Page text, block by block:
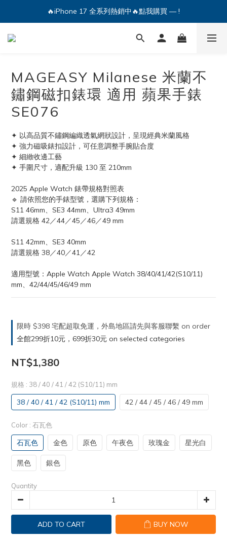
🔥iPhone 17 全系列熱銷中🔥點我購買 — !
🔥iPhone 17 全系列熱銷中🔥點我購買 — !
MAGEASY Milanese 米蘭不
鏽鋼磁扣錶環 適用 蘋果手錶
SE076
✦ 以高品質不鏽鋼編織透氣網狀設計，呈現經典米蘭風格
✦ 強力磁吸錶扣設計，可任意調整手腕貼合度
✦ 細緻收邊工藝
✦ 手圍尺寸，適配升級 130 至 210mm
2025 Apple Watch 錶帶規格對照表
🔹 請依照您的手錶型號，選購下列規格：
S11 46mm、SE3 44mm、Ultra3 49mm
請選規格 42／44／45／46／49 mm
S11 42mm、SE3 40mm
請選規格 38／40／41／42
適用型號：Apple Watch Apple Watch 38/40/41/42(S10/11)
mm、42/44/45/46/49 mm
限時 $398 宅配超取免運，外島地區請先與客服聯繫 on order
全館299折10元，699折30元 on selected categories
NT$1,380
規格 : 38 / 40 / 41 / 42 (S10/11) mm
38 / 40 / 41 / 42 (S10/11) mm 42 / 44 / 45 / 46 / 49 mm
Color : 石瓦色
石瓦色 金色 原色 午夜色 玫瑰金 星光白
黑色 銀色
Quantity
ADD TO CART BUY NOW